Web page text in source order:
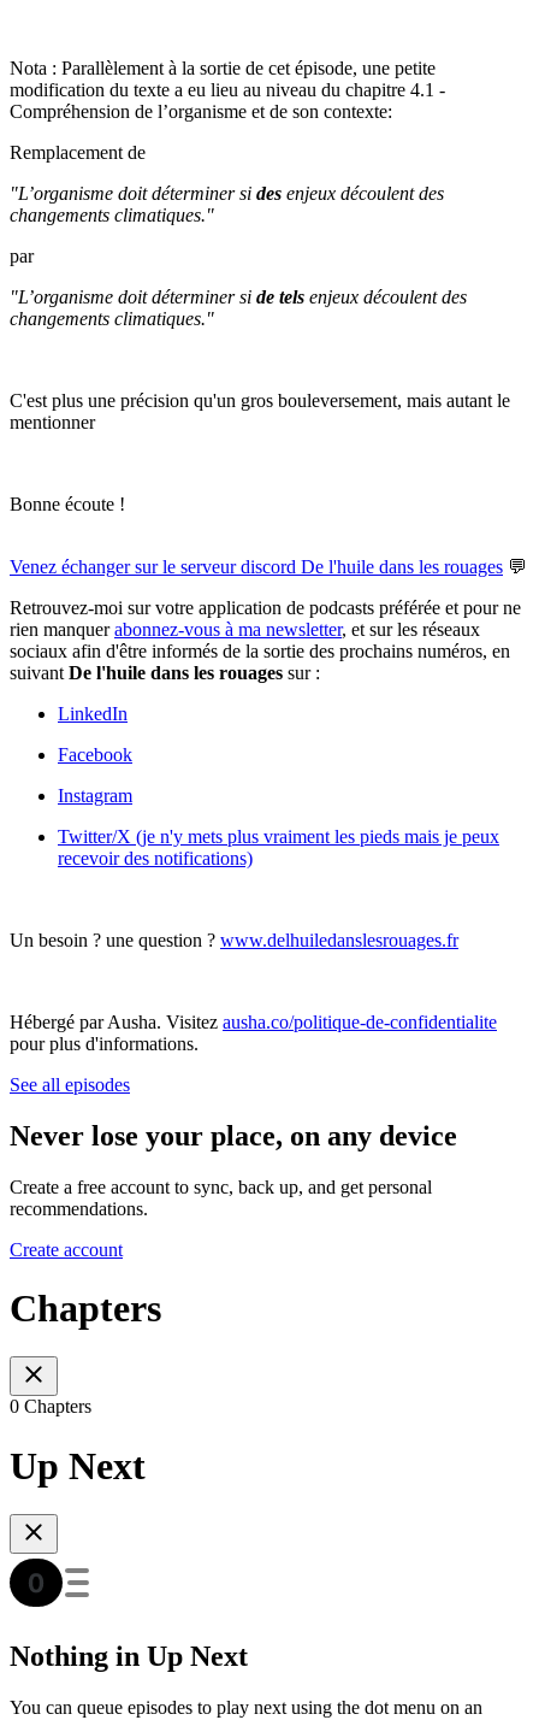
Nota : Parallèlement à la sortie de cet épisode, une petite
modification du texte a eu lieu au niveau du chapitre 4.1 -
Compréhension de l’organisme et de son contexte:
Remplacement de
"L’organisme doit déterminer si des enjeux découlent des
changements climatiques."
par
"L’organisme doit déterminer si de tels enjeux découlent des
changements climatiques."
C'est plus une précision qu'un gros bouleversement, mais autant le
mentionner
Bonne écoute !
Venez échanger sur le serveur discord De l'huile dans les rouages 💬
Retrouvez-moi sur votre application de podcasts préférée et pour ne
rien manquerabonnez-vous à ma newsletter, et sur les réseaux
sociaux afin d'être informés de la sortie des prochains numéros, en
suivant De l'huile dans les rouages sur :
LinkedIn
Facebook
Instagram
Twitter/X (je n'y mets plus vraiment les pieds mais je peux
recevoir des notifications)
Un besoin ? une question ? www.delhuiledanslesrouages.fr
Hébergé par Ausha. Visitez ausha.co/politique-de-confidentialite
pour plus d'informations.
See all episodes
Never lose your place, on any device
Create a free account to sync, back up, and get personal
recommendations.
Create account
Chapters
0 Chapters
Up Next
Nothing in Up Next
You can queue episodes to play next using the dot menu on an